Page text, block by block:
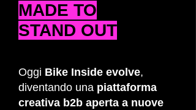
MADE TO
STAND OUT
Oggi Bike Inside evolve,
diventando una piattaforma
creativa b2b aperta a nuove